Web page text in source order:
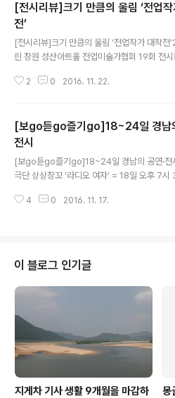
[전시리뷰]크기 만큼의 울림 ‘전업
전’
[전시리뷰]크기 만큼의 울림 ‘전업작가 대작전
린 창원 성산아트홀 전업미술가협회 19회 전
고 있음을 확인하게 된다. 공책 크기의 작은 화
어떤 작가는 평면보다는 화폭에 그림을 담더라
적으로 담기도 하고 어떤 이는 물감 외에도 다양
활용해 그림으로 표현하기도 한다. 어떤 작가는
적인 묘사에 치중하는가 하면 또 어떤 작가는 추
조하기도 한다. 성산아트홀 제1전시실에서 관람
들. 개인전을 관람하면 하나의 통일된 묘사에서
2 0 2016. 11. 22.
[보go듣go즐기go]18~24일 경남
전시
[보go듣go즐기go]18~24일 경남의 공연·
극단 상상창꼬 ‘라디오 여자’ = 18일 오후 7시
10-3232-7297.△제7회 전안윈드오케스트라
2-2683.△경기민요 6잡가 최금옥 = 18일 오
산아트홀 소극장. 무료. 010-9668-6111.△인
단 설립 70주년 기념음악회 = 19일 오후 3시.
센터 대극장. 무료. 055-298-8600.△창작무
여 우리를 버리시렵니까’ ..
4 0 2016. 11. 17.
이 블로그 인기글
지게차 기사 생활 9개월을 마감하
몽